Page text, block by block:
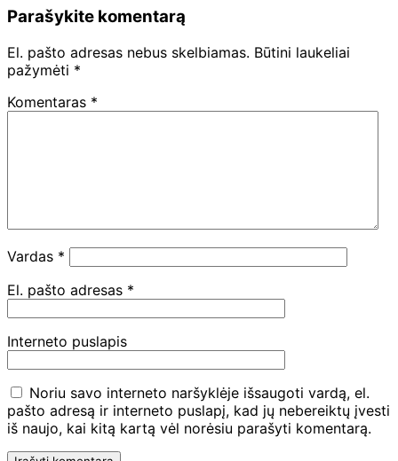
Parašykite komentarą
El. pašto adresas nebus skelbiamas. Būtini laukeliai
pažymėti *
Komentaras *
Vardas *
El. pašto adresas *
Interneto puslapis
Noriu savo interneto naršyklėje išsaugoti vardą, el.
pašto adresą ir interneto puslapį, kad jų nebereiktų įvesti
iš naujo, kai kitą kartą vėl norėsiu parašyti komentarą.